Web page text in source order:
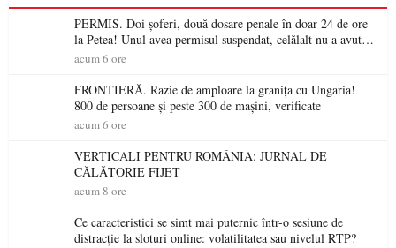
PERMIS. Doi șoferi, două dosare penale în doar 24 de ore
la Petea! Unul avea permisul suspendat, celălalt nu a avut
niciodată permis
acum 6 ore
FRONTIERĂ. Razie de amploare la granița cu Ungaria!
800 de persoane și peste 300 de mașini, verificate
acum 6 ore
VERTICALI PENTRU ROMÂNIA: JURNAL DE
CĂLĂTORIE FIJET
acum 8 ore
Ce caracteristici se simt mai puternic într-o sesiune de
distracție la sloturi online: volatilitatea sau nivelul RTP?